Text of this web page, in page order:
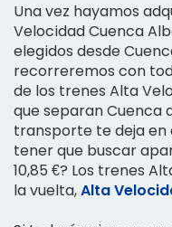
Una vez hayamos
Velocidad Cuenca
elegidos desde
recorreremos con
de los trenes Alta
que separan Cuenca
transporte te deja en
tener que buscar
10,85 €? Los trenes
la vuelta,Alta